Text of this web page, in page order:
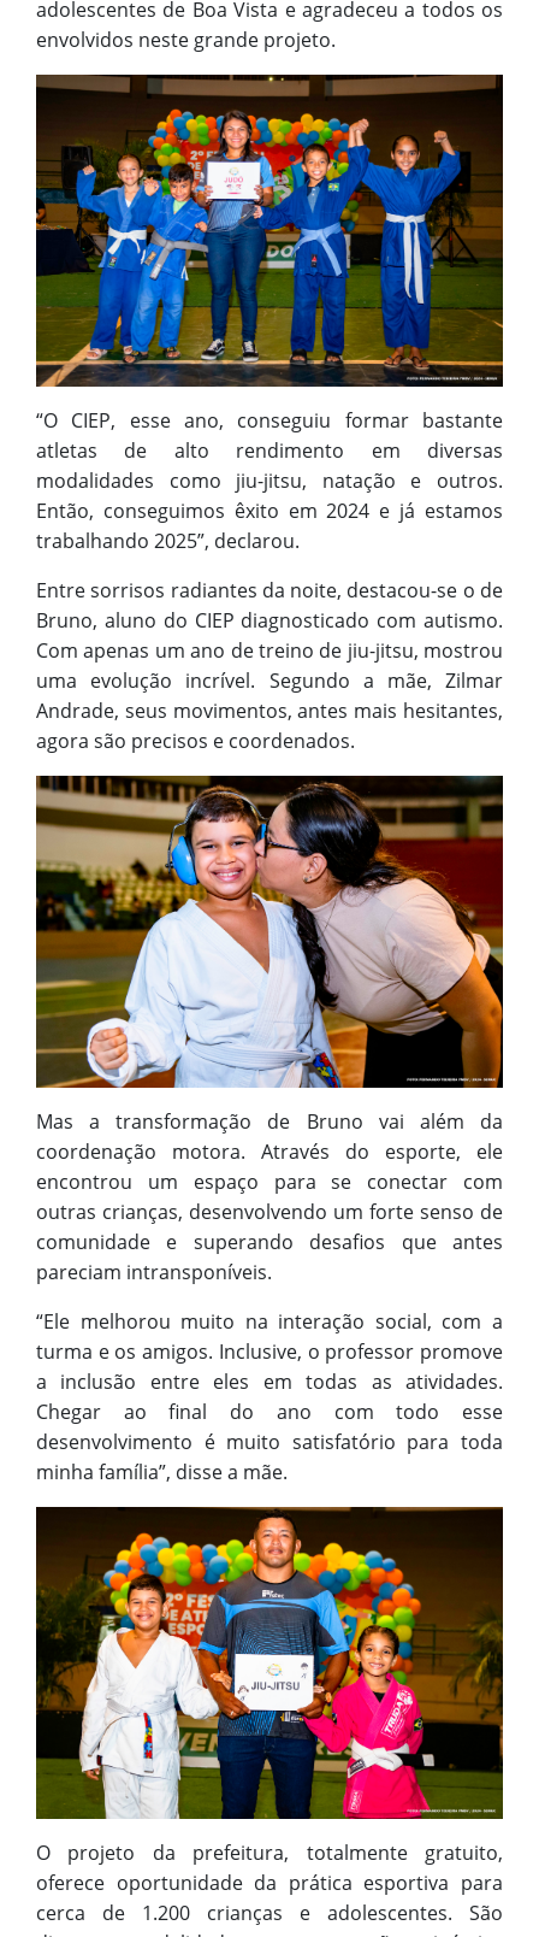
adolescentes de Boa Vista e agradeceu a todos os
envolvidos neste grande projeto.
“O CIEP, esse ano, conseguiu formar bastante
atletas de alto rendimento em diversas
modalidades como jiu-jitsu, natação e outros.
Então, conseguimos êxito em 2024 e já estamos
trabalhando 2025”, declarou.
Entre sorrisos radiantes da noite, destacou-se o de
Bruno, aluno do CIEP diagnosticado com autismo.
Com apenas um ano de treino de jiu-jitsu, mostrou
uma evolução incrível. Segundo a mãe, Zilmar
Andrade, seus movimentos, antes mais hesitantes,
agora são precisos e coordenados.
Mas a transformação de Bruno vai além da
coordenação motora. Através do esporte, ele
encontrou um espaço para se conectar com
outras crianças, desenvolvendo um forte senso de
comunidade e superando desafios que antes
pareciam intransponíveis.
“Ele melhorou muito na interação social, com a
turma e os amigos. Inclusive, o professor promove
a inclusão entre eles em todas as atividades.
Chegar ao final do ano com todo esse
desenvolvimento é muito satisfatório para toda
minha família”, disse a mãe.
O projeto da prefeitura, totalmente gratuito,
oferece oportunidade da prática esportiva para
cerca de 1.200 crianças e adolescentes. São